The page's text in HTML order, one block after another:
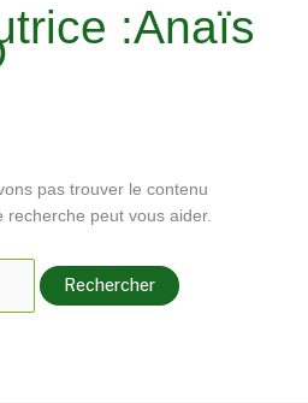
:Anaïs
pas trouver le contenu
recherche peut vous aider.